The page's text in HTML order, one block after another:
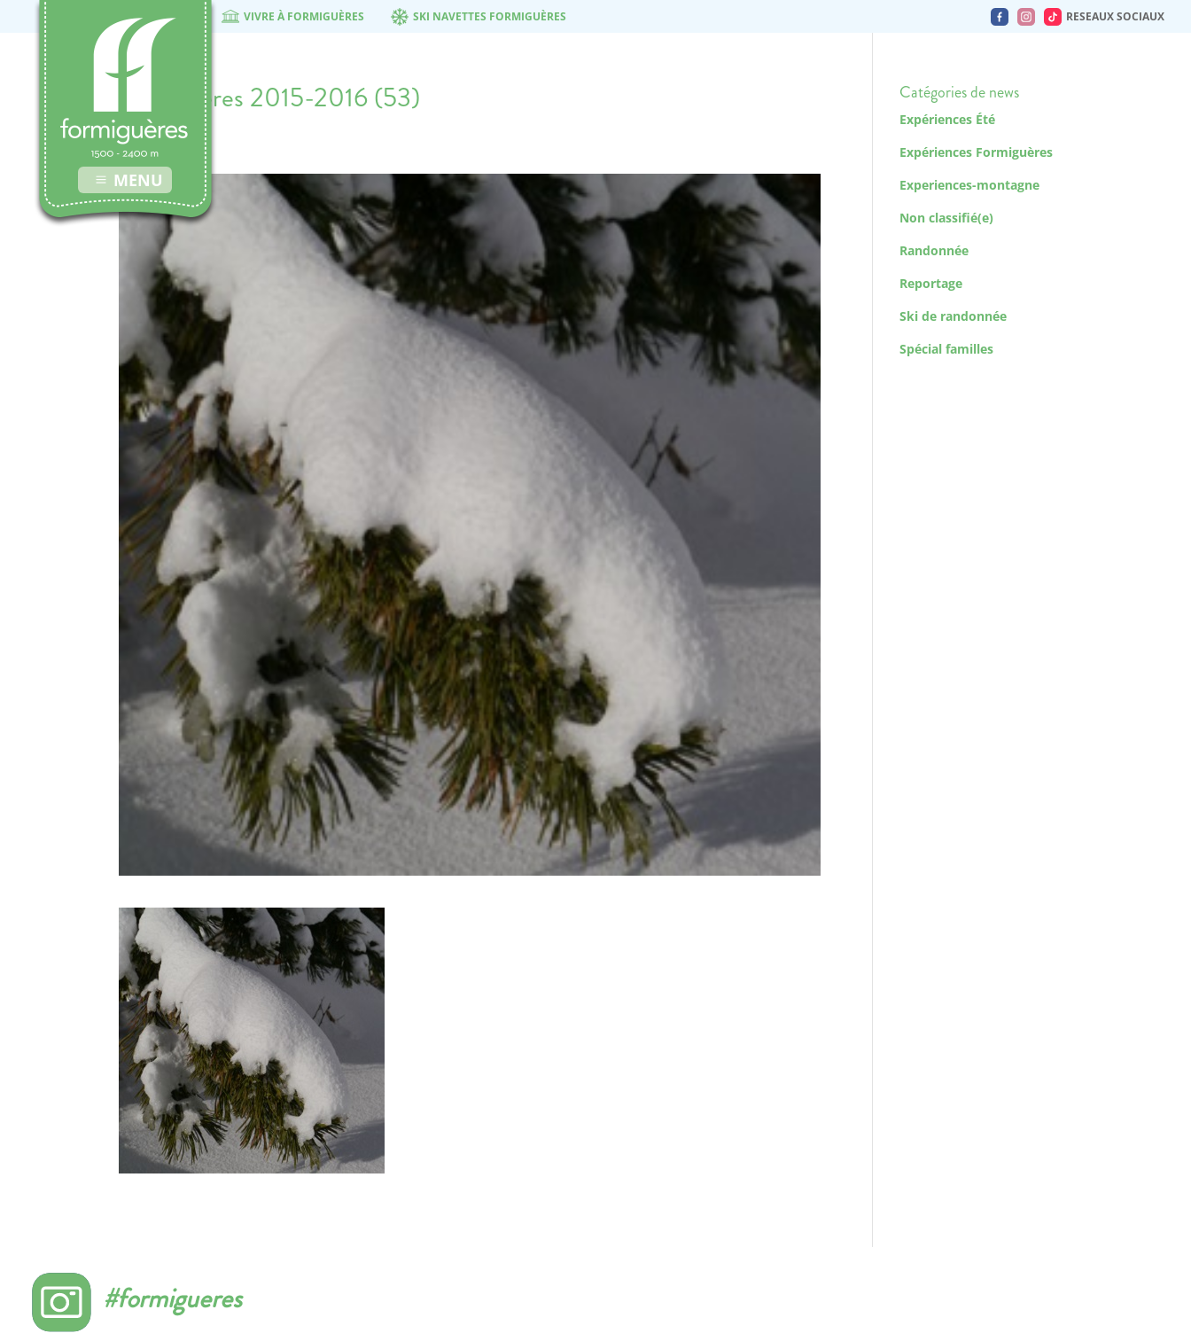
MENU
VIVRE À FORMIGUÈRES SKI NAVETTES FORMIGUÈRES RESEAUX SOCIAUX
formigueres 2015-2016 (53)
20 février 2016
Catégories de news
Expériences Été
Expériences Formiguères
Experiences-montagne
Non classifié(e)
Randonnée
Reportage
Ski de randonnée
Spécial familles
#formigueres